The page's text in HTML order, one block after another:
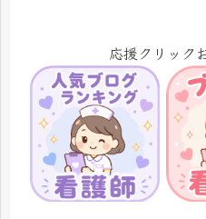
応援クリック